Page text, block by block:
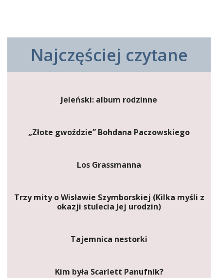
Najczęściej czytane
Jeleński: album rodzinne
„Złote gwoździe” Bohdana Paczowskiego
Los Grassmanna
Trzy mity o Wisławie Szymborskiej (Kilka myśli z
okazji stulecia Jej urodzin)
Tajemnica nestorki
Kim była Scarlett Panufnik?